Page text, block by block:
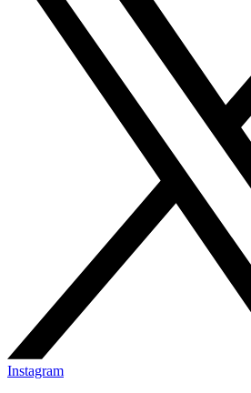
Instagram